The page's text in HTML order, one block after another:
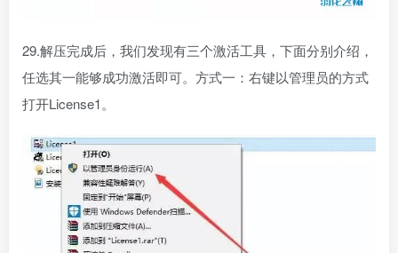
29.解压完成后，我们发现有三个激活工具，下面分别介绍，
任选其一能够成功激活即可。方式一：右键以管理员的方式
打开License1。